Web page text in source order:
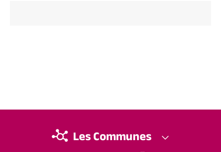
Les Communes